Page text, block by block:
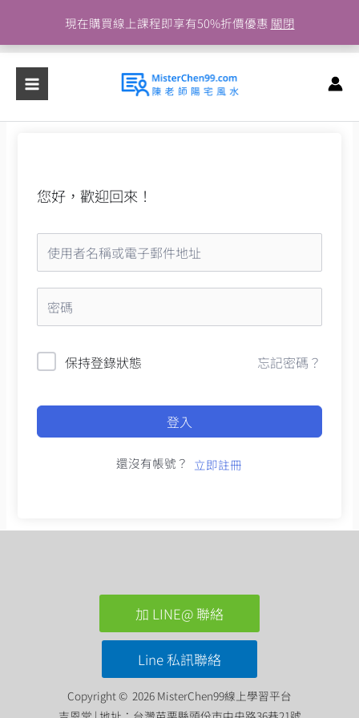
現在購買線上課程即享有50%折價優惠 關閉
主
容
您好，歡迎回來！
保持登錄狀態 忘記密碼？
登入
還沒有帳號？ 立即註冊
加 LINE@ 聯絡
Line 私訊聯絡
Copyright © 2026 MisterChen99線上學習平台